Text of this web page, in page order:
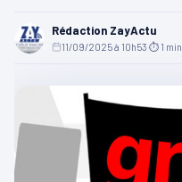
Rédaction ZayActu
11/09/2025 à 10h53 ⏱ 1 min